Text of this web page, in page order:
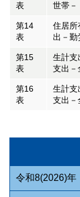
令和8(2026)年
表 世帯－
第14
表
住居所
出－勤
第15
表
生計支
支出－
第16
表
生計支
支出－